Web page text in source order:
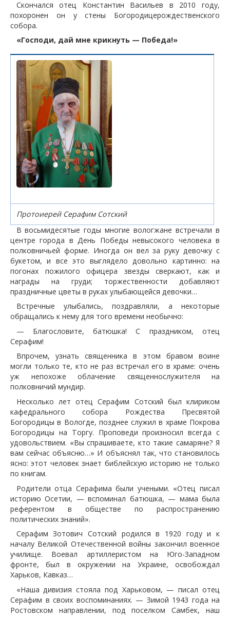
Скончался отец Константин Васильев в 2010 году,
похоронен он у стены Богородицерождественского
собора.
«Господи, дай мне крикнуть — Победа!»
Протоиерей Серафим Сотский
В восьмидесятые годы многие вологжане встречали в
центре города в День Победы невысокого человека в
полковничьей форме. Иногда он вел за руку девочку с
букетом, и все это выглядело довольно картинно: на
погонах пожилого офицера звезды сверкают, как и
награды на груди; торжественности добавляют
праздничные цветы в руках улыбающейся девочки…
Встречные улыбались, поздравляли, а некоторые
обращались к нему для того времени необычно:
— Благословите, батюшка! С праздником, отец
Серафим!
Впрочем, узнать священника в этом бравом воине
могли только те, кто не раз встречал его в храме: очень
уж непохоже облачение священнослужителя на
полковничий мундир.
Несколько лет отец Серафим Сотский был клириком
кафедрального собора Рождества Пресвятой
Богородицы в Вологде, позднее служил в храме Покрова
Богородицы на Торгу. Проповеди произносил всегда с
удовольствием. «Вы спрашиваете, кто такие самаряне? Я
вам сейчас объясню…» И объяснял так, что становилось
ясно: этот человек знает библейскую историю не только
по книгам.
Родители отца Серафима были учеными. «Отец писал
историю Осетии, — вспоминал батюшка, — мама была
референтом в обществе по распространению
политических знаний».
Серафим Зотович Сотский родился в 1920 году и к
началу Великой Отечественной войны закончил военное
училище. Воевал артиллеристом на Юго-Западном
фронте, был в окружении на Украине, освобождал
Харьков, Кавказ…
«Наша дивизия стояла под Харьковом, — писал отец
Серафим в своих воспоминаниях. — Зимой 1943 года на
Ростовском направлении, под поселком Самбек, наш